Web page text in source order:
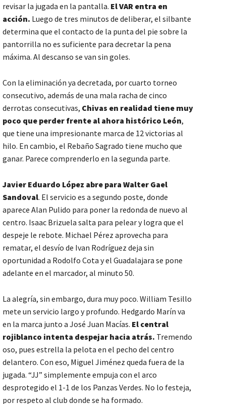
revisar la jugada en la pantalla. El VAR entra en
acción. Luego de tres minutos de deliberar, el silbante
determina que el contacto de la punta del pie sobre la
pantorrilla no es suficiente para decretar la pena
máxima. Al descanso se van sin goles.
Con la eliminación ya decretada, por cuarto torneo
consecutivo, además de una mala racha de cinco
derrotas consecutivas, Chivas en realidad tiene muy
poco que perder frente al ahora histórico León,
que tiene una impresionante marca de 12 victorias al
hilo. En cambio, el Rebaño Sagrado tiene mucho que
ganar. Parece comprenderlo en la segunda parte.
Javier Eduardo López abre para Walter Gael
Sandoval. El servicio es a segundo poste, donde
aparece Alan Pulido para poner la redonda de nuevo al
centro. Isaac Brizuela salta para pelear y logra que el
despeje le rebote. Michael Pérez aprovecha para
rematar, el desvío de Ivan Rodríguez deja sin
oportunidad a Rodolfo Cota y el Guadalajara se pone
adelante en el marcador, al minuto 50.
La alegría, sin embargo, dura muy poco. William Tesillo
mete un servicio largo y profundo. Hedgardo Marín va
en la marca junto a José Juan Macías. El central
rojiblanco intenta despejar hacia atrás. Tremendo
oso, pues estrella la pelota en el pecho del centro
delantero. Con eso, Miguel Jiménez queda fuera de la
jugada. “JJ” simplemente empuja con el arco
desprotegido el 1-1 de los Panzas Verdes. No lo festeja,
por respeto al club donde se ha formado.